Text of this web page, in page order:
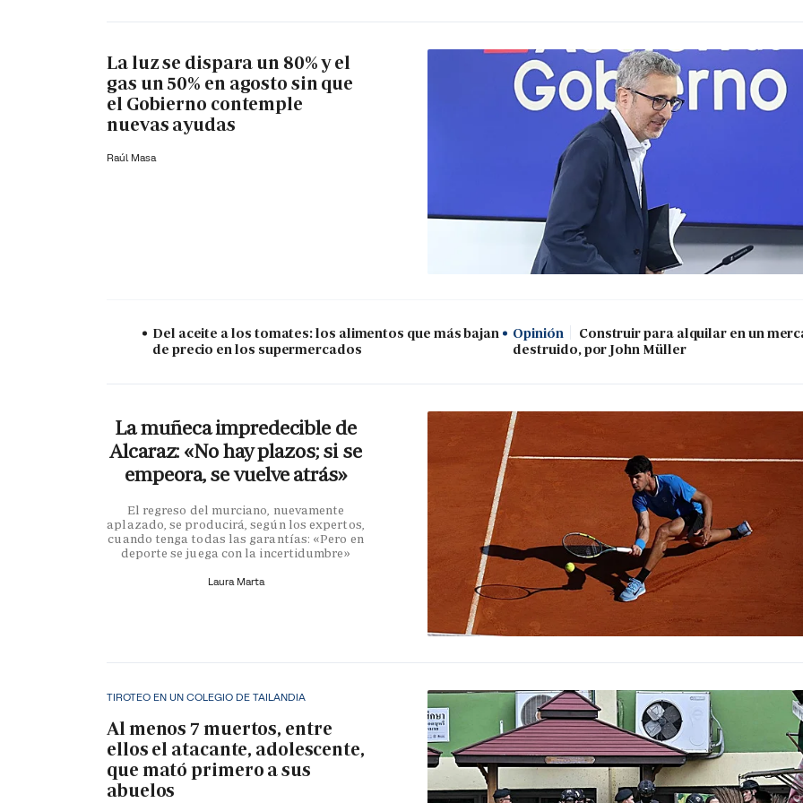
La luz se dispara un 80% y el
gas un 50% en agosto sin que
el Gobierno contemple
nuevas ayudas
Raúl Masa
Del aceite a los tomates: los alimentos que más bajan
de precio en los supermercados
Opinión
Construir para alquilar en un
destruido, por John Müller
La muñeca impredecible de
Alcaraz: «No hay plazos; si se
empeora, se vuelve atrás»
El regreso del murciano, nuevamente
aplazado, se producirá, según los expertos,
cuando tenga todas las garantías: «Pero en
deporte se juega con la incertidumbre»
Laura Marta
TIROTEO EN UN COLEGIO DE TAILANDIA
Al menos 7 muertos, entre
ellos el atacante, adolescente,
que mató primero a sus
abuelos